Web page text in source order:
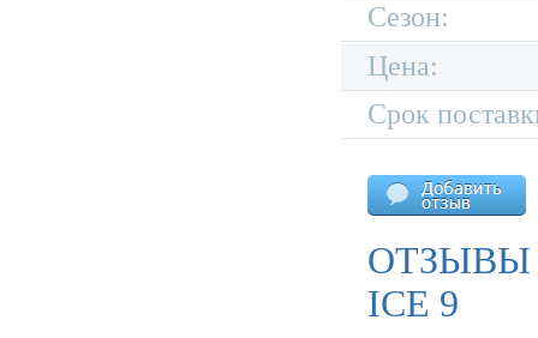
Сезон:
Цена:
Срок
ОТЗЫВЫ
ICE 9